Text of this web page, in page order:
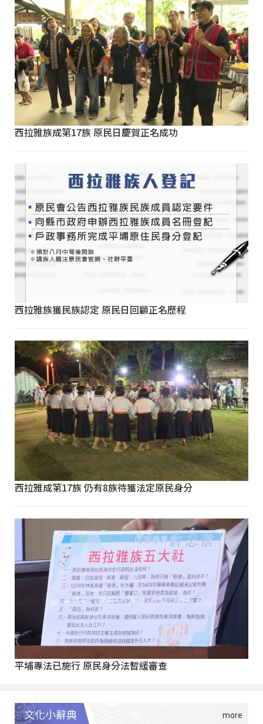
西拉雅族成第17族 原民日慶賀正名成功
西拉雅族獲民族認定 原民日回顧正名歷程
西拉雅成第17族 仍有8族待獲法定原民身分
平埔專法已施行 原民身分法暫緩審查
文化小辭典